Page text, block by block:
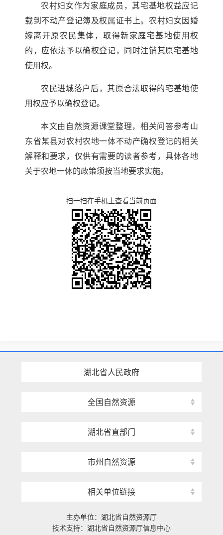
农村妇女作为家庭成员，其宅基地权益应记
载到不动产登记簿及权属证书上。农村妇女因婚
嫁离开原农民集体，取得新家庭宅基地使用权
的，应依法予以确权登记，同时注销其原宅基地
使用权。
农民进城落户后，其原合法取得的宅基地使
用权应予以确权登记。
本文由自然资源课堂整理，相关问答参考山
东省某县对农村农地一体不动产确权登记的相关
解释和要求，仅供有需要的读者参考，具体各地
关于农地一体的政策须按当地要求实施。
扫一扫在手机上查看当前页面
湖北省人民政府
全国自然资源
湖北省直部门
市州自然资源
相关单位链接
主办单位：湖北省自然资源厅
技术支持：湖北省自然资源厅信息中心